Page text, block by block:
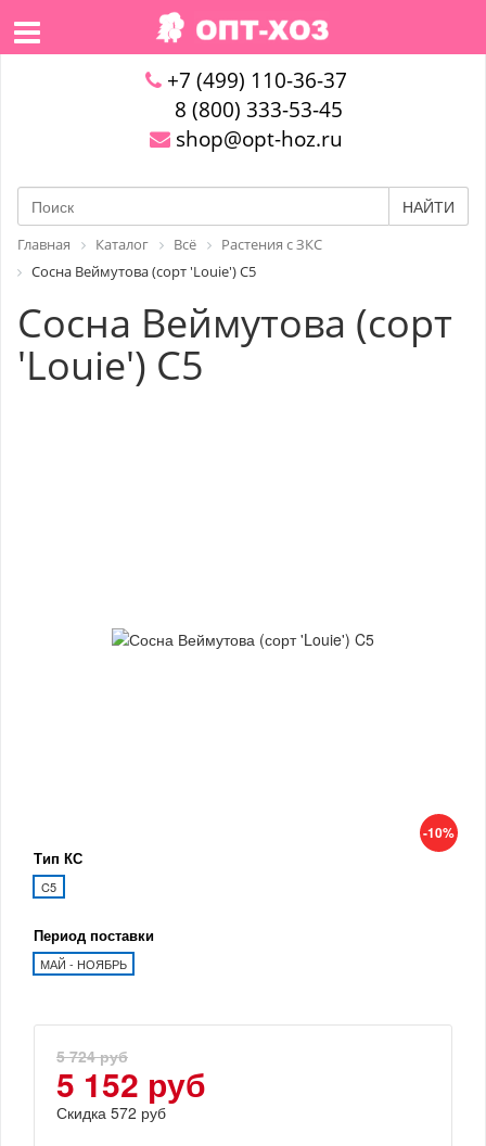
+7 (499) 110-36-37
8 (800) 333-53-45
shop@opt-hoz.ru
НАЙТИ
Главная Каталог Всё
Растения с ЗКС
Сосна Веймутова (сорт 'Louie') C5
Сосна Веймутова (сорт
'Louie') C5
-10%
Тип КС
C5
Период поставки
МАЙ - НОЯБРЬ
5 724 руб
5 152 руб
Скидка 572 руб